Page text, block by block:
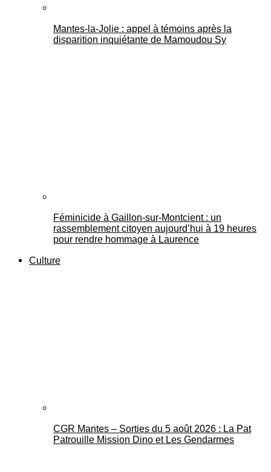
Mantes-la-Jolie : appel à témoins après la
disparition inquiétante de Mamoudou Sy
Féminicide à Gaillon‑sur‑Montcient : un
rassemblement citoyen aujourd’hui à 19 heures
pour rendre hommage à Laurence
Culture
CGR Mantes – Sorties du 5 août 2026 : La Pat
Patrouille Mission Dino et Les Gendarmes